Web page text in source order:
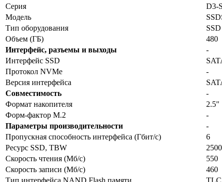
Серия
D3-
Модель
Тип оборудования
Объем (ГБ)
480
Интерфейс, разъемы и выходы
-
Интерфейс SSD
Протокол NVMe
-
Версия интерфейса
Совместимость
-
Формат накопителя
2.5"
Форм-фактор M.2
-
Параметры производительности
-
Пропускная способность интерфейса (Гбит/с)
6
Ресурс SSD, TBW
2500
Скорость чтения (Мб/с)
550
Скорость записи (Мб/с)
460
Тип интерфейса NAND Flash памяти
TLC